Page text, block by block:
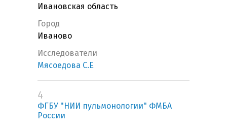
Ивановская область
Город
Иваново
Исследователи
Мясоедова С.Е
4
ФГБУ "НИИ пульмонологии" ФМБА
России